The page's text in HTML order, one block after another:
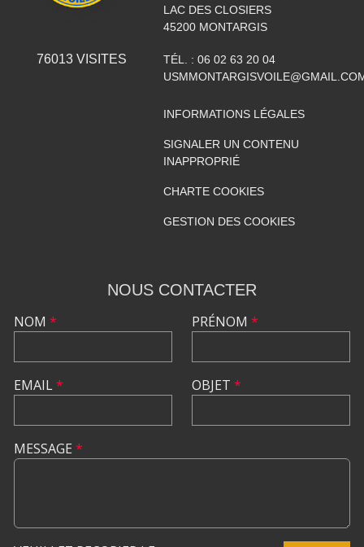
76013VISITES
LAC DES CLOSIERS
45200 MONTARGIS
TÉL. : 06 02 63 20 04
INFORMATIONS LÉGALES
SIGNALER UN CONTENU
INAPPROPRIÉ
CHARTE COOKIES
GESTION DES COOKIES
NOUS CONTACTER
NOM *
EMAIL*
PRÉNOM *
OBJET *
MESSAGE *